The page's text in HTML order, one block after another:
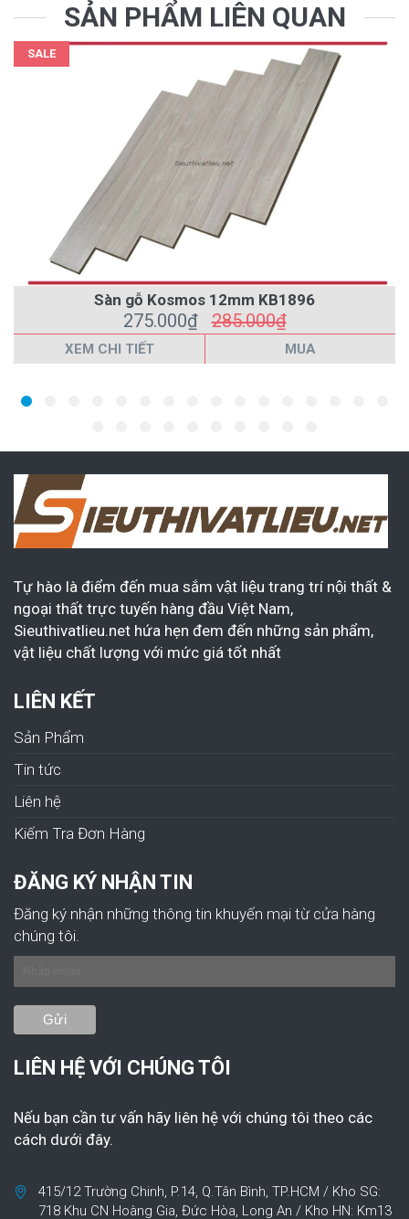
SẢN PHẨM LIÊN QUAN
SALE
Sàn gỗ Kosmos 12mm KB1896
275.000₫285.000₫
XEM CHI TIẾT MUA
Tự hào là điểm đến mua sắm vật liệu trang trí nội thất &
ngoại thất trực tuyến hàng đầu Việt Nam,
Sieuthivatlieu.net hứa hẹn đem đến những sản phẩm,
vật liệu chất lượng với mức giá tốt nhất
LIÊN KẾT
Sản Phẩm
Tin tức
Liên hệ
Kiếm Tra Đơn Hàng
ĐĂNG KÝ NHẬN TIN
Đăng ký nhận những thông tin khuyến mại từ cửa hàng
chúng tôi.
LIÊN HỆ VỚI CHÚNG TÔI
Nếu bạn cần tư vấn hãy liên hệ với chúng tôi theo các
cách dưới đây.
415/12 Trường Chinh, P.14, Q.Tân Bình, TP.HCM / Kho SG:
718 Khu CN Hoàng Gia, Đức Hòa, Long An / Kho HN: Km13